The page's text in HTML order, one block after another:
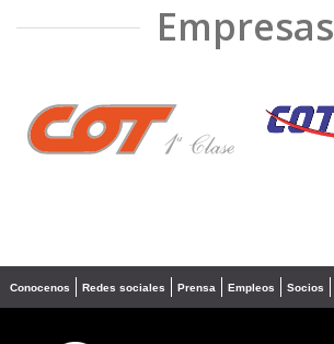
Empresas
❮
Conocenos Redes sociales Prensa Empleos Socios